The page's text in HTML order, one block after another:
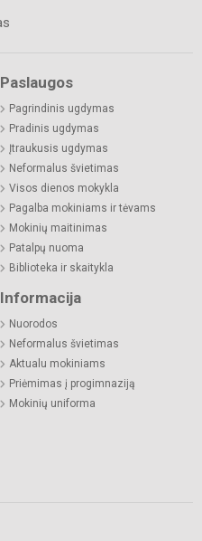
Paslaugos
Pagrindinis ugdymas
Pradinis ugdymas
Įtraukusis ugdymas
Neformalus švietimas
Visos dienos mokykla
Pagalba mokiniams ir tėvams
Mokinių maitinimas
Patalpų nuoma
Biblioteka ir skaitykla
Informacija
Nuorodos
Neformalus švietimas
Aktualu mokiniams
Priėmimas į progimnaziją
Mokinių uniforma